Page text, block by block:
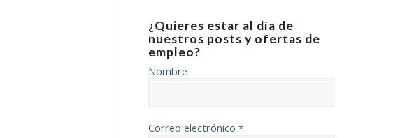
¿Quieres estar al día de
nuestros posts y ofertas de
empleo?
Nombre
Correo electrónico *